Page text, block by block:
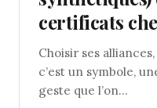
certificats
Choisir ses alliances,
c’est un symbole,
geste que l’on...